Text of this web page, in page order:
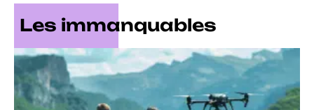
Les immanquables